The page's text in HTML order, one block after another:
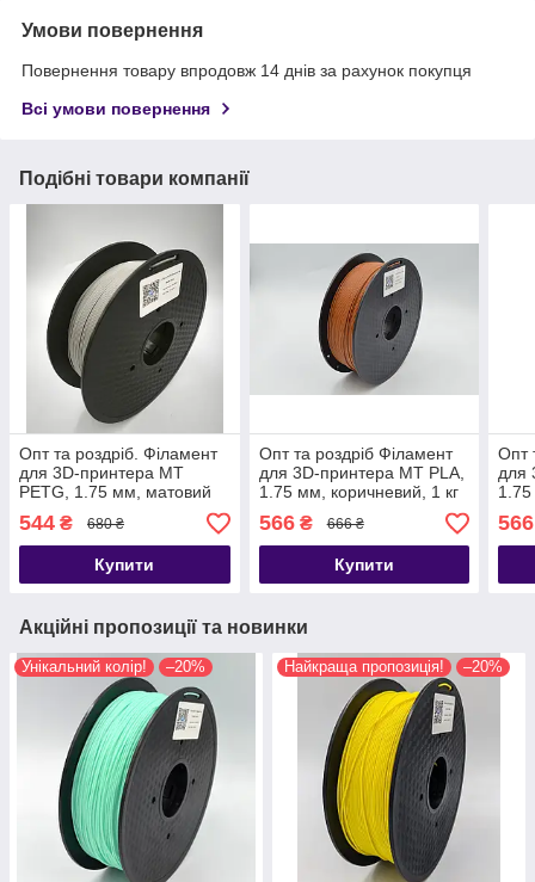
Умови повернення
Повернення товару впродовж 14 днів за рахунок покупця
Всі умови повернення
Подібні товари компанії
Опт та роздріб. Філамент
для 3D-принтера MT
PETG, 1.75 мм, матовий
сірий, 1 кг (3DMT-
PETG1.75-01-MGR)
544 ₴ 680 ₴
Купити
Опт та роздріб Філамент
для 3D-принтера MT PLA,
1.75 мм, коричневий, 1 кг
(3DMT-PLA1.75-01-BR)
566₴ 666 ₴
Купити
Опт
для
1.75
кг
566
Акційні пропозиції та новинки
Унікальний колір! –20% Найкраща пропозиція! –20%